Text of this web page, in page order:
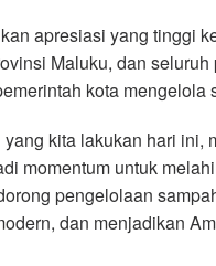
apresiasi yang tinggi
Maluku, dan seluruh
kota mengelola
kita lakukan hari ini,
momentum untuk
pengelolaan
dan menjadikan